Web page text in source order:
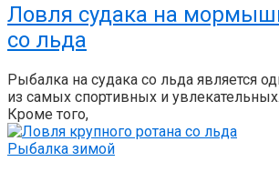
Ловля судака на
со льда
Рыбалка на судака со льда является
из самых спортивных и увлекательных.
Кроме того,
Рыбалка зимой